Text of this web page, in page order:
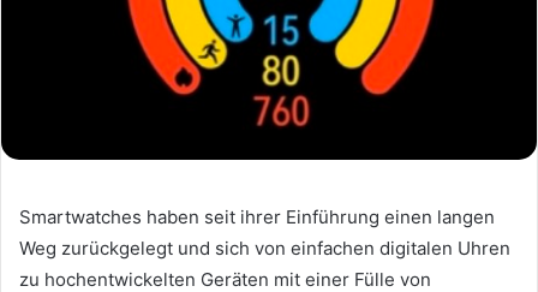
Smartwatches haben seit ihrer Einführung einen langen
Weg zurückgelegt und sich von einfachen digitalen Uhren
zu hochentwickelten Geräten mit einer Fülle von